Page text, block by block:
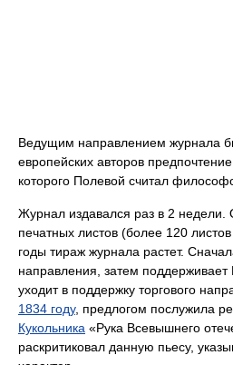
Ведущим направлением журнала
европейских авторов
которого Полевой считал
Журнал издавался раз в 2
печатных листов (более 120
годы тираж журнала растет.
направления, затем поддерживает
уходит в поддержку торгового
1834 году, предлогом послужила
Кукольника «Рука Всевышнего
раскритиковал данную пьесу,